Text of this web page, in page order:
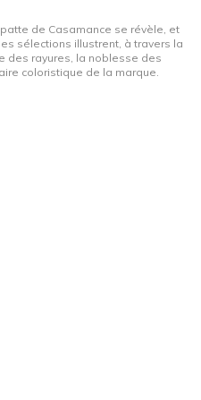
de Casamance se révèle, et
sélections illustrent, à travers la
des rayures, la noblesse des
coloristique de la marque.